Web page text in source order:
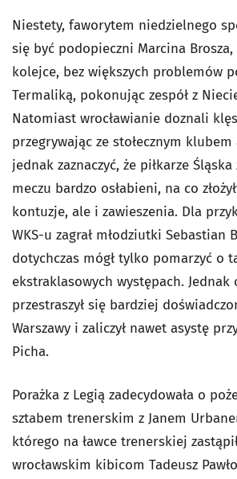
Niestety, faworytem niedzielnego
się być podopieczni Marcina
kolejce, bez większych problemów
Termaliką, pokonując zespół z
Natomiast wrocławianie doznali
przegrywając ze stołecznym klubem
jednak zaznaczyć, że piłkarze
meczu bardzo osłabieni, na co
kontuzje, ale i zawieszenia. Dla
WKS-u zagrał młodziutki Sebastian
dotychczas mógł tylko pomarzyć o
ekstraklasowych występach. Jednak
przestraszył się bardziej
Warszawy i zaliczył nawet asystę
Picha.
Porażka z Legią zadecydowała o
sztabem trenerskim z Janem
którego na ławce trenerskiej
wrocławskim kibicom Tadeusz